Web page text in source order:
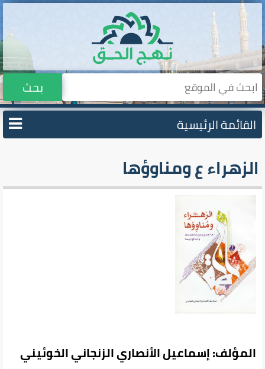
بحث
القائمة الرئيسية
الزهراء ع ومناوؤها
المؤلف: إسماعيل الأنصاري الزنجاني الخوئيني